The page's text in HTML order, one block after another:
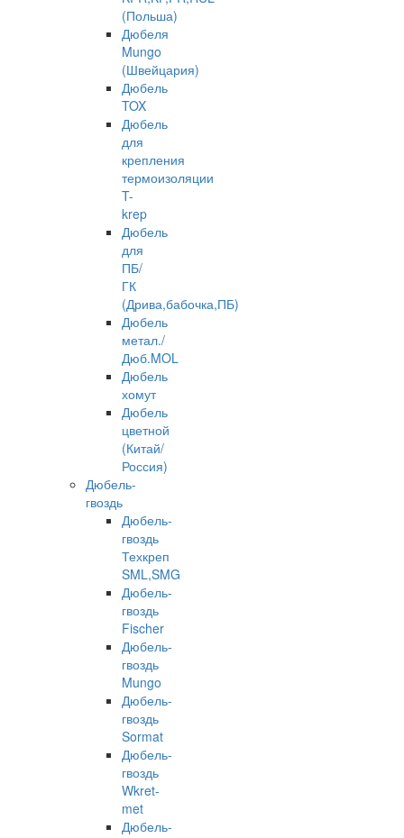
(Польша)
Дюбеля
Mungo
(Швейцария)
Дюбель
TOX
Дюбель
для
крепления
термоизоляции
T-
krep
Дюбель
для
ПБ/
ГК
(Дрива,бабочка,ПБ)
Дюбель
метал./
Дюб.MOL
Дюбель
хомут
Дюбель
цветной
(Китай/
Россия)
Дюбель-
гвоздь
Дюбель-
гвоздь
Техкреп
SML,SMG
Дюбель-
гвоздь
Fischer
Дюбель-
гвоздь
Mungo
Дюбель-
гвоздь
Sormat
Дюбель-
гвоздь
Wkret-
met
Дюбель-